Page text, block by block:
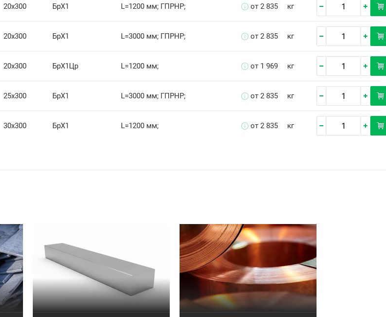
20х300 БрХ1 L=1200 мм; ГПРНР; от 2 835 кг
20х300 БрХ1 L=3000 мм; ГПРНР; от 2 835 кг
20х300 БрХ1Цр L=1200 мм; от 1 969 кг
25х300 БрХ1 L=3000 мм; ГПРНР; от 2 835 кг
30х300 БрХ1 L=1200 мм; от 2 835 кг